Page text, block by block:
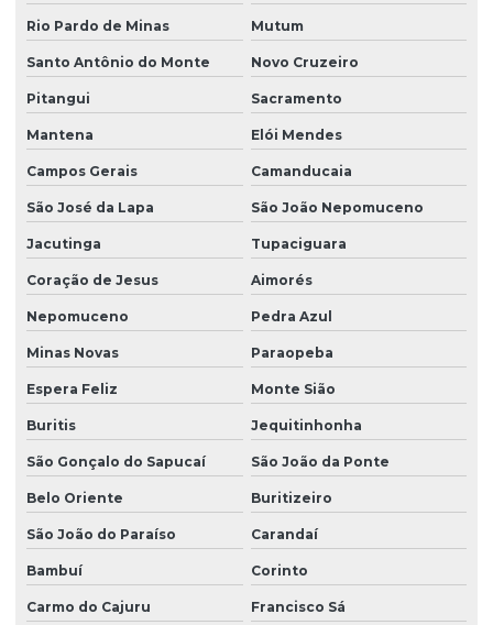
Rio Pardo de Minas Mutum
Santo Antônio do Monte Novo Cruzeiro
Pitangui Sacramento
Mantena Elói Mendes
Campos Gerais Camanducaia
São José da Lapa São João Nepomuceno
Jacutinga Tupaciguara
Coração de Jesus Aimorés
Nepomuceno Pedra Azul
Minas Novas Paraopeba
Espera Feliz Monte Sião
Buritis Jequitinhonha
São Gonçalo do Sapucaí São João da Ponte
Belo Oriente Buritizeiro
São João do Paraíso Carandaí
Bambuí Corinto
Carmo do Cajuru Francisco Sá